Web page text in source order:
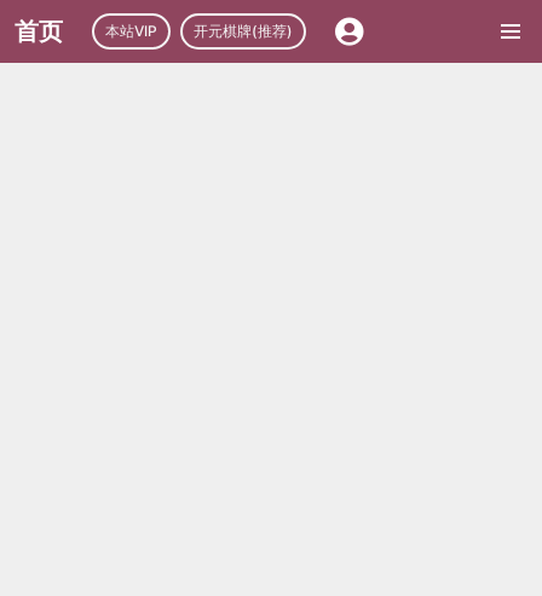
首页 本站VIP 开元棋牌(推荐)